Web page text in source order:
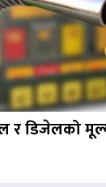
र डिजेलको